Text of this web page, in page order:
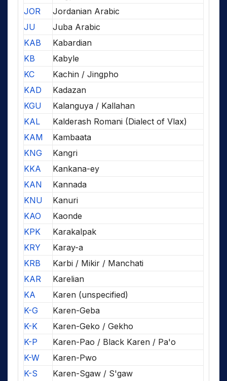
JOR
Jordanian Arabic
JU
Juba Arabic
KAB
Kabardian
KB
Kabyle
KC
Kachin / Jingpho
KAD
Kadazan
KGU
Kalanguya / Kallahan
KAL
Kalderash Romani (Dialect of Vlax)
KAM
Kambaata
KNG
Kangri
KKA
Kankana-ey
KAN
Kannada
KNU
Kanuri
KAO
Kaonde
KPK
Karakalpak
KRY
Karay-a
KRB
Karbi / Mikir / Manchati
KAR
Karelian
KA
Karen (unspecified)
K-G
Karen-Geba
K-K
Karen-Geko / Gekho
K-P
Karen-Pao / Black Karen / Pa'o
K-W
Karen-Pwo
K-S
Karen-Sgaw / S'gaw